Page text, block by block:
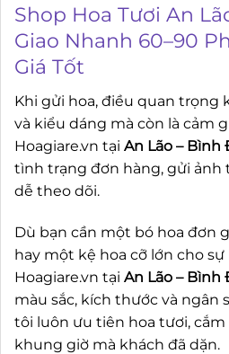
Shop Hoa Tươi An
Giao Nhanh 60–90
Giá Tốt
Khi gửi hoa, điều quan trọng
và kiểu dáng mà còn là cảm
Hoagiare.vn tại An Lão – Bình
tình trạng đơn hàng, gửi ảnh
dễ theo dõi.
Dù bạn cần một bó hoa đơn
hay một kệ hoa cỡ lớn cho
Hoagiare.vn tại An Lão – Bình
màu sắc, kích thước và ngân
tôi luôn ưu tiên hoa tươi,
khung giờ mà khách đã dặn.